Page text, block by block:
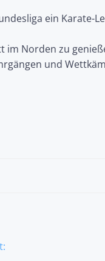
ein Karate-
im Norden zu
und